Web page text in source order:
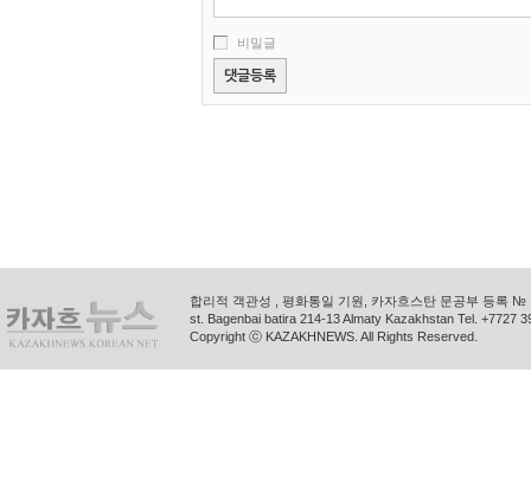
비밀글
합리적 객관성 , 평화통일 기원, 카자흐스탄 문공부 등록
st. Bagenbai batira 214-13 Almaty Kazakhstan Tel. +7727
Copyright ⓒ KAZAKHNEWS. All Rights Reserved.